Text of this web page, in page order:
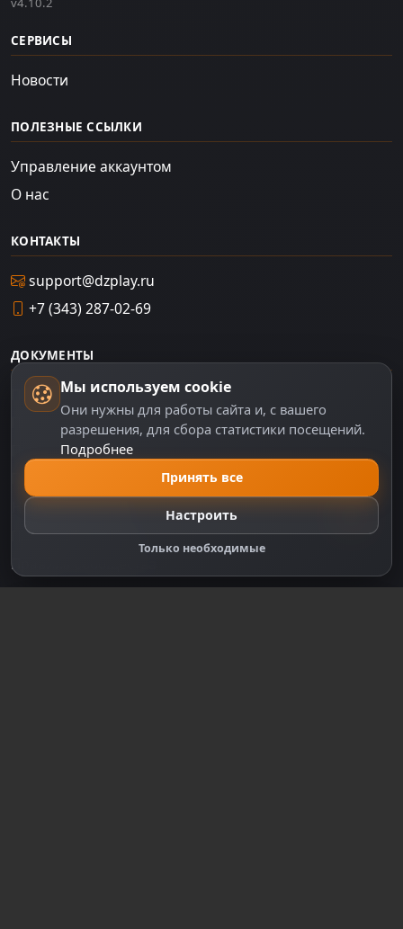
СЕРВИСЫ
Новости
ПОЛЕЗНЫЕ ССЫЛКИ
Управление аккаунтом
О нас
КОНТАКТЫ
support@dzplay.ru
+7 (343) 287-02-69
ДОКУМЕНТЫ
Пользовательское соглашение
Политика персональных данных
Правила оплаты
Настройки cookie
Правообладателям
Правила сообщества
Мы используем cookie
Они нужны для работы сайта и, с вашего
разрешения, для сбора статистики посещений.
Подробнее
Принять все
Настроить
Только необходимые